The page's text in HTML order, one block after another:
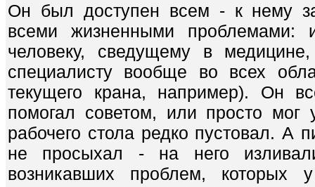
Он был доступен всем - к нему
всеми жизненными
человеку, сведущему в
специалисту вообще во всех
текущего крана, например). Он
помогал советом, или просто мог
рабочего стола редко пустовал. А
не просыхал - на него
возникавших проблем, которых